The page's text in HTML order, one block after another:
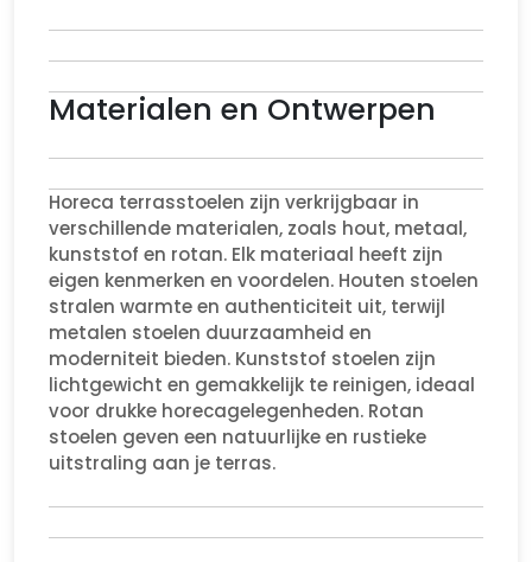
Materialen en Ontwerpen
Horeca terrasstoelen zijn verkrijgbaar in
verschillende materialen, zoals hout, metaal,
kunststof en rotan. Elk materiaal heeft zijn
eigen kenmerken en voordelen. Houten stoelen
stralen warmte en authenticiteit uit, terwijl
metalen stoelen duurzaamheid en
moderniteit bieden. Kunststof stoelen zijn
lichtgewicht en gemakkelijk te reinigen, ideaal
voor drukke horecagelegenheden. Rotan
stoelen geven een natuurlijke en rustieke
uitstraling aan je terras.